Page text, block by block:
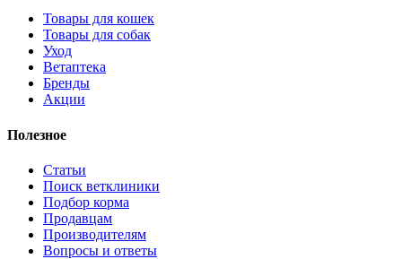
Товары для кошек
Товары для собак
Уход
Ветаптека
Бренды
Акции
Полезное
Статьи
Поиск ветклиники
Подбор корма
Продавцам
Производителям
Вопросы и ответы